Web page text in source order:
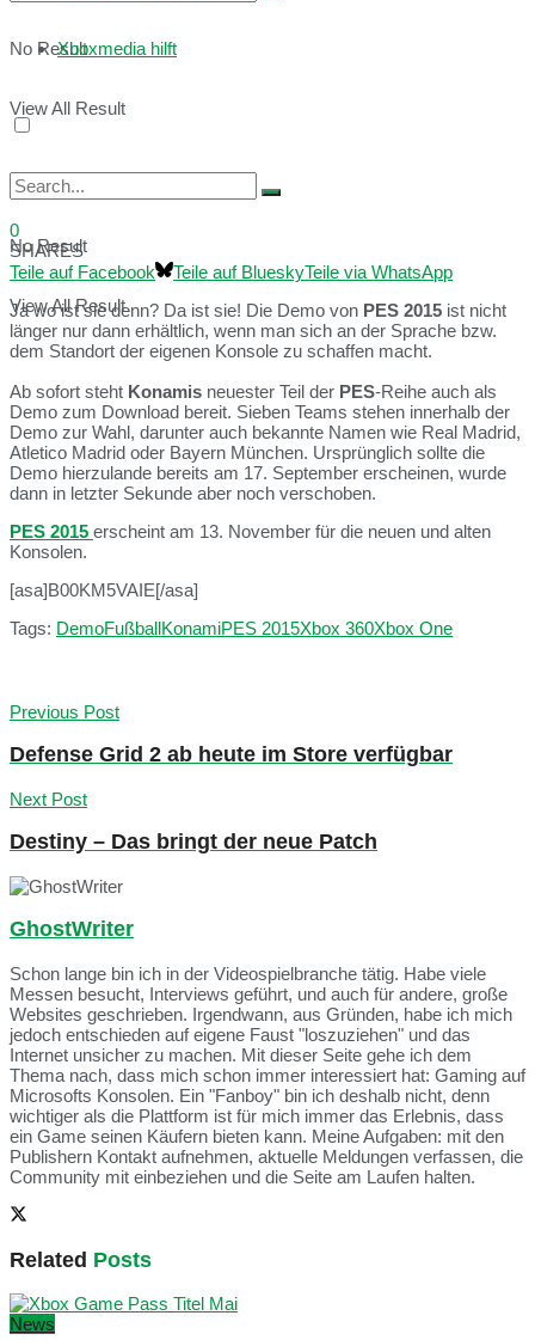
No Result
View All Result
Xboxmedia hilft
No Result
View All Result
0
SHARES
Teile auf Facebook
Teile auf BlueskyTeile via WhatsApp
Ja wo ist sie denn? Da ist sie! Die Demo von PES 2015 ist nicht
länger nur dann erhältlich, wenn man sich an der Sprache bzw.
dem Standort der eigenen Konsole zu schaffen macht.
Ab sofort steht Konamis neuester Teil der PES-Reihe auch als
Demo zum Download bereit. Sieben Teams stehen innerhalb der
Demo zur Wahl, darunter auch bekannte Namen wie Real Madrid,
Atletico Madrid oder Bayern München. Ursprünglich sollte die
Demo hierzulande bereits am 17. September erscheinen, wurde
dann in letzter Sekunde aber noch verschoben.
PES 2015 erscheint am 13. November für die neuen und alten
Konsolen.
[asa]B00KM5VAIE[/asa]
Tags: DemoFußballKonamiPES 2015Xbox 360Xbox One
Previous Post
Defense Grid 2 ab heute im Store verfügbar
Next Post
Destiny – Das bringt der neue Patch
GhostWriter
Schon lange bin ich in der Videospielbranche tätig. Habe viele
Messen besucht, Interviews geführt, und auch für andere, große
Websites geschrieben. Irgendwann, aus Gründen, habe ich mich
jedoch entschieden auf eigene Faust "loszuziehen" und das
Internet unsicher zu machen. Mit dieser Seite gehe ich dem
Thema nach, dass mich schon immer interessiert hat: Gaming auf
Microsofts Konsolen. Ein "Fanboy" bin ich deshalb nicht, denn
wichtiger als die Plattform ist für mich immer das Erlebnis, dass
ein Game seinen Käufern bieten kann. Meine Aufgaben: mit den
Publishern Kontakt aufnehmen, aktuelle Meldungen verfassen, die
Community mit einbeziehen und die Seite am Laufen halten.
Related Posts
News